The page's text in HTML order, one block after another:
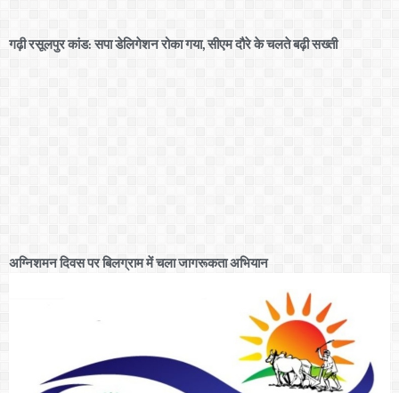
गढ़ी रसूलपुर कांड: सपा डेलिगेशन रोका गया, सीएम दौरे के चलते बढ़ी सख्ती
अग्निशमन दिवस पर बिलग्राम में चला जागरूकता अभियान